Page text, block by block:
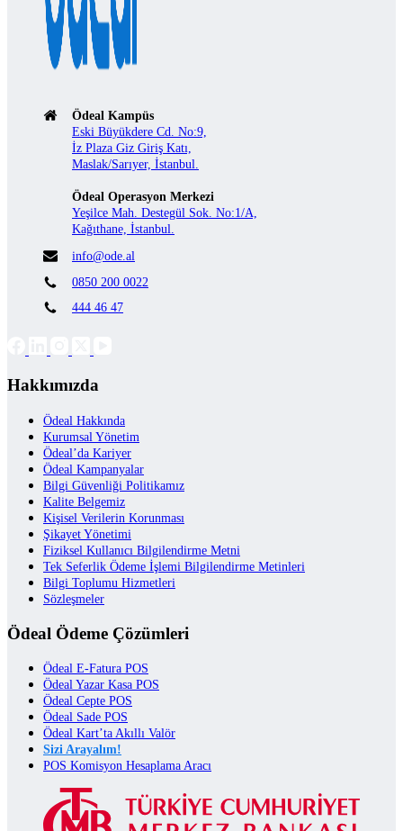
Ödeal Kampüs
Eski Büyükdere Cd. No:9,
İz Plaza Giz Giriş Katı,
Maslak/Sarıyer, İstanbul.
Ödeal Operasyon Merkezi
Yeşilce Mah. Destegül Sok. No:1/A,
Kağıthane, İstanbul.
info@ode.al
0850 200 0022
444 46 47
Hakkımızda
Ödeal Hakkında
Kurumsal Yönetim
Ödeal’da Kariyer
Ödeal Kampanyalar
Bilgi Güvenliği Politikamız
Kalite Belgemiz
Kişisel Verilerin Korunması
Şikayet Yönetimi
Fiziksel Kullanıcı Bilgilendirme Metni
Tek Seferlik Ödeme İşlemi Bilgilendirme Metinleri
Bilgi Toplumu Hizmetleri
Sözleşmeler
Ödeal Ödeme Çözümleri
Ödeal E-Fatura POS
Ödeal Yazar Kasa POS
Ödeal Cepte POS
Ödeal Sade POS
Ödeal Kart’ta Akıllı Valör
Sizi Arayalım!
POS Komisyon Hesaplama Aracı